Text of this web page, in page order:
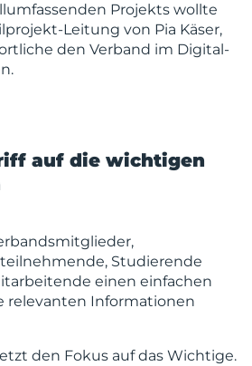
Projekts wollte
Leitung von Pia Käser,
den Verband im Digital-
auf die wichtigen
Studierende
einen einfachen
relevanten Informationen
den Fokus auf das Wichtige.